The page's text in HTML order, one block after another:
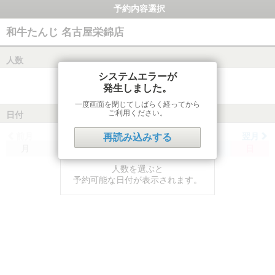
予約内容選択
和牛たんじ 名古屋栄錦店
人数
日付
水 木 金
人数を選ぶと
予約可能な日付が表示されます。
システムエラーが
発生しました。
一度画面を閉じてしばらく経ってから
ご利用ください。
再読み込みする